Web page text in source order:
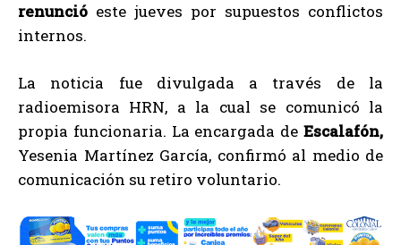
renunció este jueves por supuestos conflictos
internos.
La noticia fue divulgada a través de la
radioemisora HRN, a la cual se comunicó la
propia funcionaria. La encargada de Escalafón,
Yesenia Martínez García, confirmó al medio de
comunicación su retiro voluntario.